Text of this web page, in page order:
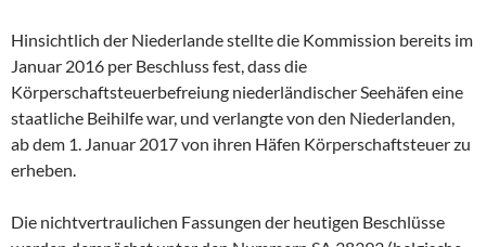
Hinsichtlich der Niederlande stellte die Kommission bereits im
Januar 2016 per Beschluss fest, dass die
Körperschaftsteuerbefreiung niederländischer Seehäfen eine
staatliche Beihilfe war, und verlangte von den Niederlanden,
ab dem 1. Januar 2017 von ihren Häfen Körperschaftsteuer zu
erheben.
Die nichtvertraulichen Fassungen der heutigen Beschlüsse